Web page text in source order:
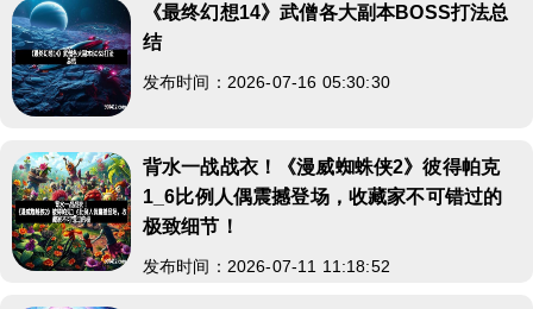
《最终幻想14》武僧各大副本BOSS打法总
结
发布时间：2026-07-16 05:30:30
背水一战战衣！《漫威蜘蛛侠2》彼得帕克
1_6比例人偶震撼登场，收藏家不可错过的
极致细节！
发布时间：2026-07-11 11:18:52